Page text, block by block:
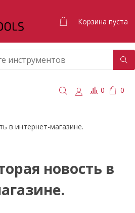
Корзина пуста
0 0
в интернет-магазине.
новость в